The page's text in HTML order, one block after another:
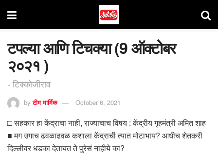
टपल्या आणि टिचक्या (9 ऑक्टोबर
२०२१ )
- टिक्कोजीराव
by टीम मार्मिक October 6, 2021
□ सहकार हा केंद्राचा नाही, राज्याचाच विषय : केंद्रीय गृहमंत्री अमित शाह
■ मग उगाच ढवळाढवळ कशाला केंद्राची त्यात मोटाभाय? आधीच शेतकरी
दिल्लीवर धडका देतायत ते पुरेसं नाहीये का?